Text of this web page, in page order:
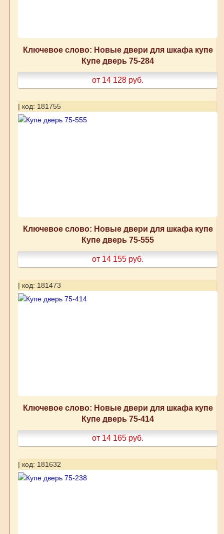
Ключевое слово: Новые двери для шкафа купе
Купе дверь 75-284
от 14 128 руб.
| код: 181755
Ключевое слово: Новые двери для шкафа купе
Купе дверь 75-555
от 14 155 руб.
| код: 181473
Ключевое слово: Новые двери для шкафа купе
Купе дверь 75-414
от 14 165 руб.
| код: 181632